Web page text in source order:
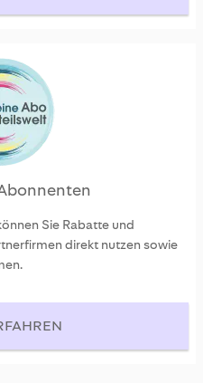
Sie Rabatte und
direkt nutzen sowie